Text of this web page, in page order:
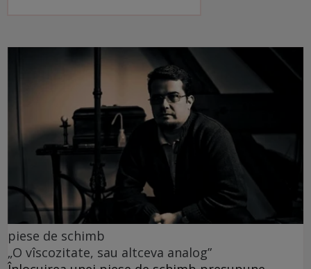
piese de schimb
„O vîscozitate, sau altceva analog”